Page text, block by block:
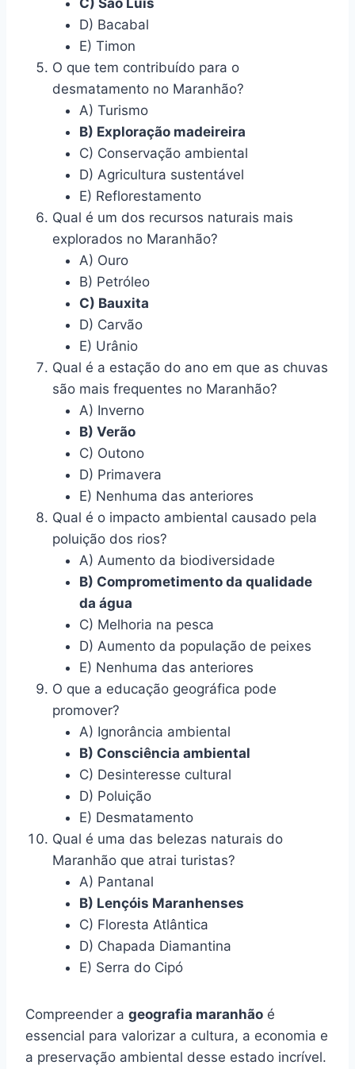
D) Bacabal
E) Timon
O que tem contribuído para o
desmatamento no Maranhão?
A) Turismo
B) Exploração madeireira
C) Conservação ambiental
D) Agricultura sustentável
E) Reflorestamento
Qual é um dos recursos naturais mais
explorados no Maranhão?
A) Ouro
B) Petróleo
C) Bauxita
D) Carvão
E) Urânio
Qual é a estação do ano em que as chuvas
são mais frequentes no Maranhão?
A) Inverno
B) Verão
C) Outono
D) Primavera
E) Nenhuma das anteriores
Qual é o impacto ambiental causado pela
poluição dos rios?
A) Aumento da biodiversidade
B) Comprometimento da qualidade
da água
C) Melhoria na pesca
D) Aumento da população de peixes
E) Nenhuma das anteriores
O que a educação geográfica pode
promover?
A) Ignorância ambiental
B) Consciência ambiental
C) Desinteresse cultural
D) Poluição
E) Desmatamento
Qual é uma das belezas naturais do
Maranhão que atrai turistas?
A) Pantanal
B) Lençóis Maranhenses
C) Floresta Atlântica
D) Chapada Diamantina
E) Serra do Cipó
Compreender a geografia maranhão é
essencial para valorizar a cultura, a economia e
a preservação ambiental desse estado incrível.